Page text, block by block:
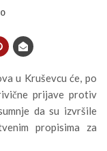
u Kruševcu će, po
prijave protiv
da su izvršile
propisima za